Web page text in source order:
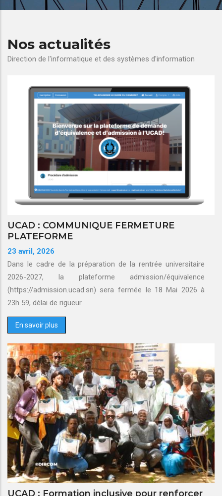
Nos actualités
Direction de l'informatique et des systèmes d'information
UCAD : COMMUNIQUE FERMETURE
PLATEFORME
23 avril, 2026
Dans le cadre de la préparation de la rentrée universitaire
2026-2027, la plateforme admission/équivalence
(https://admission.ucad.sn) sera fermée Ie 18 Mai 2026 à
23h 59, délai de rigueur.
En savoir plus
UCAD : Formation inclusive pour renforcer